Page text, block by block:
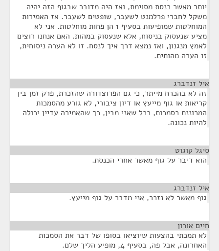
יותר מאשר כנסת מסוימת, ואז היה מדובר שבגוף הזה יהיה
משקל לחברי פרלמנט לשעבר, שופטים לשעבר. אז האמירות
המוחלטות שמופיעות בסעיף 1 הן פחות מוחלטות. אני לא
מציע שנעסוק בניסוח, אלא שנעסוק במהות. האם אנחנו רוצים
לאמץ מנגנון, ואז נמצא דרך איך לנסח. זו לא הערה ניסוחית,
זו הערה מהותית.
איל זנדברג
זה לא בהכרח מייתר, כי גם הפרוצדורה שהזכרת, פרק זמן בין
קריאות או גוף מייעץ או דיון ציבורי, לא גורע מהסמכות
המכוננת כסמכות, ככל שאני מבין, כך שהאמירה עדיין יכולה
להיות נכונה.
סיגל קוגוט
הוא דיבר על גוף מאשר אחרי הכנסת.
איל זנדברג
גוף מאשר לא נזכר, אני מדבר על גוף מייעץ.
חיים אורון
לא תמכתי בהצעות שיוציאו בסופו של דבר את הסמכות
האחרונה, אבל פה, בסעיף 4, מופיע הליך שלם.